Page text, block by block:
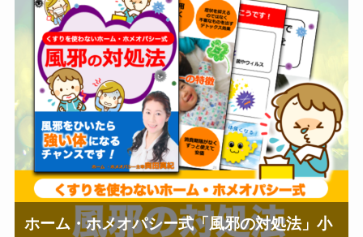
ホーム・ホメオパシー式「風邪の対処法」小